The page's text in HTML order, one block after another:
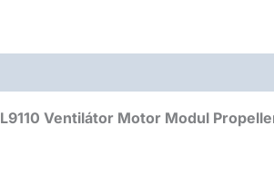
L9110 Ventilátor Motor Modul